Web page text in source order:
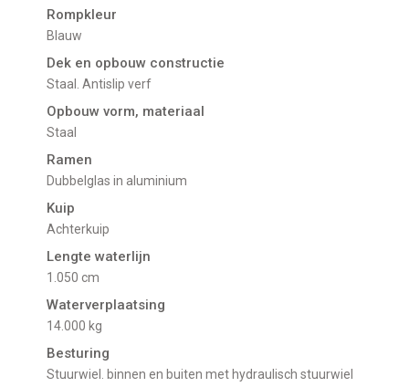
Rompkleur
Blauw
Dek en opbouw constructie
Staal. Antislip verf
Opbouw vorm, materiaal
Staal
Ramen
Dubbelglas in aluminium
Kuip
Achterkuip
Lengte waterlijn
1.050 cm
Waterverplaatsing
14.000 kg
Besturing
Stuurwiel. binnen en buiten met hydraulisch stuurwiel